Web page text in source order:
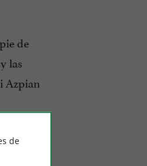
de
y las
Azpian
de